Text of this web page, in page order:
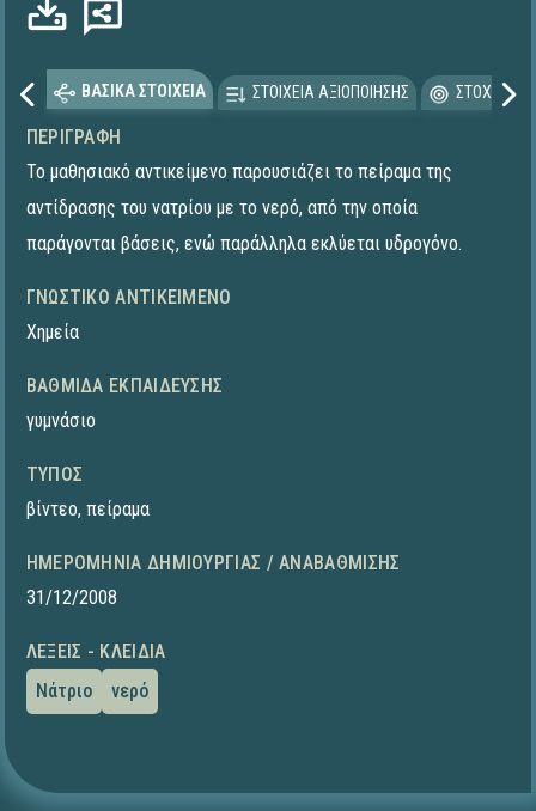
ΒΑΣΙΚΑ ΣΤΟΙΧΕΙΑ ΣΤΟΙΧΕΙΑ ΑΞΙΟΠΟΙΗΣΗΣ
ΠΕΡΙΓΡΑΦΉ
Το μαθησιακό αντικείμενο παρουσιάζει το πείραμα της
αντίδρασης του νατρίου με το νερό, από την οποία
παράγονται βάσεις, ενώ παράλληλα εκλύεται υδρογόνο.
ΓΝΩΣΤΙΚΌ ΑΝΤΙΚΕΊΜΕΝΟ
Χημεία
ΒΑΘΜΊΔΑ ΕΚΠΑΊΔΕΥΣΗΣ
γυμνάσιο
ΤΎΠΟΣ
βίντεο, πείραμα
ΗΜΕΡΟΜΗΝΊΑ ΔΗΜΙΟΥΡΓΊΑΣ / ΑΝΑΒΆΘΜΙΣΗΣ
31/12/2008
ΛΈΞΕΙΣ - ΚΛΕΙΔΙΆ
Νάτριο
νερό